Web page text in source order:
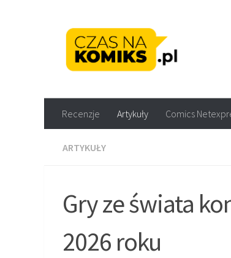
Recenzje Artykuły Comics
ARTYKUŁY
Gry ze świata
2026 roku